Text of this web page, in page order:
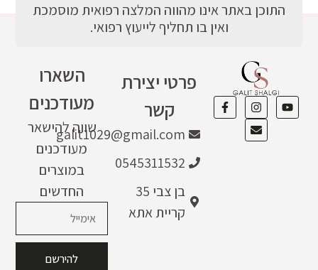
פרטי יצירת
קשר
galit1029@gmail.com
0545311532
בן צבי 35
קריית אתא
השארו
מעודכנים
שווה להישאר
מעודכנים
במוצרים
החדשים
להירשם
התוכן באתר אינו מהווה המלצה רפואית מוסמכת
ואין בו תחליף לייעוץ רפואי.